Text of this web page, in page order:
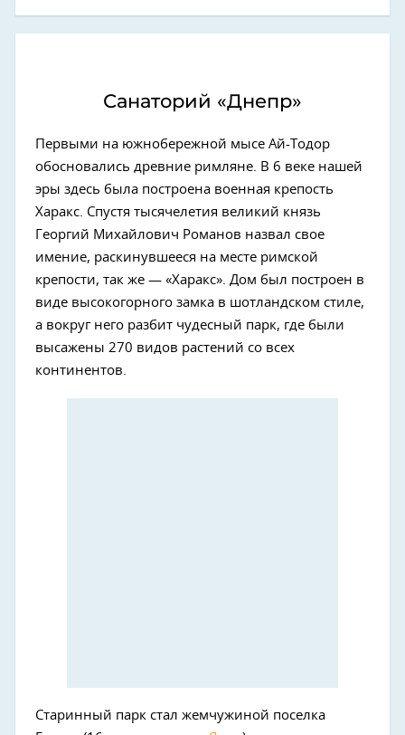
Санаторий «Днепр»
Первыми на южнобережной мысе Ай-Тодор
обосновались древние римляне. В 6 веке нашей
эры здесь была построена военная крепость
Харакс. Спустя тысячелетия великий князь
Георгий Михайлович Романов назвал свое
имение, раскинувшееся на месте римской
крепости, так же — «Харакс». Дом был построен в
виде высокогорного замка в шотландском стиле,
а вокруг него разбит чудесный парк, где были
высажены 270 видов растений со всех
континентов.
Старинный парк стал жемчужиной поселка